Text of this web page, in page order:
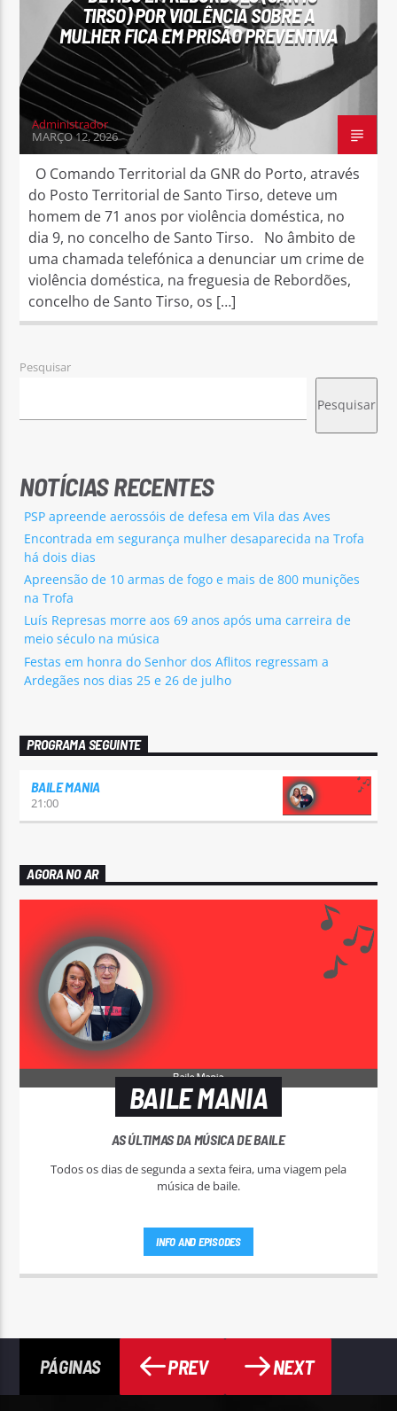
TIRSO) POR VIOLÊNCIA SOBRE A
MULHER FICA EM PRISÃO PREVENTIVA
Administrador
MARÇO 12, 2026
O Comando Territorial da GNR do Porto, através
do Posto Territorial de Santo Tirso, deteve um
homem de 71 anos por violência doméstica, no
dia 9, no concelho de Santo Tirso. No âmbito de
uma chamada telefónica a denunciar um crime de
violência doméstica, na freguesia de Rebordões,
concelho de Santo Tirso, os […]
Pesquisar
Pesquisar
NOTÍCIAS RECENTES
PSP apreende aerossóis de defesa em Vila das Aves
Encontrada em segurança mulher desaparecida na Trofa
há dois dias
Apreensão de 10 armas de fogo e mais de 800 munições
na Trofa
Luís Represas morre aos 69 anos após uma carreira de
meio século na música
Festas em honra do Senhor dos Aflitos regressam a
Ardegães nos dias 25 e 26 de julho
PROGRAMA SEGUINTE
BAILE MANIA
21:00
AGORA NO AR
BAILE MANIA
AS ÚLTIMAS DA MÚSICA DE BAILE
Todos os dias de segunda a sexta feira, uma viagem pela
música de baile.
INFO AND EPISODES
PÁGINAS PREV NEXT